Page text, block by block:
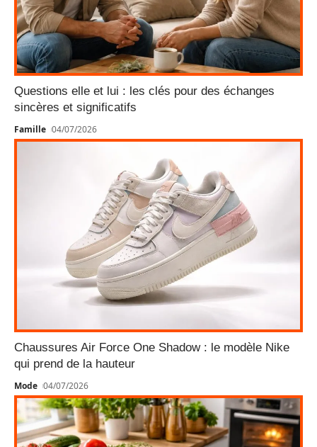
Questions elle et lui : les clés pour des échanges
sincères et significatifs
Famille 04/07/2026
Chaussures Air Force One Shadow : le modèle Nike
qui prend de la hauteur
Mode 04/07/2026